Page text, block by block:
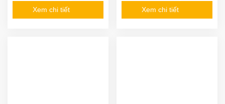
Xem chi tiết
Xem chi tiết